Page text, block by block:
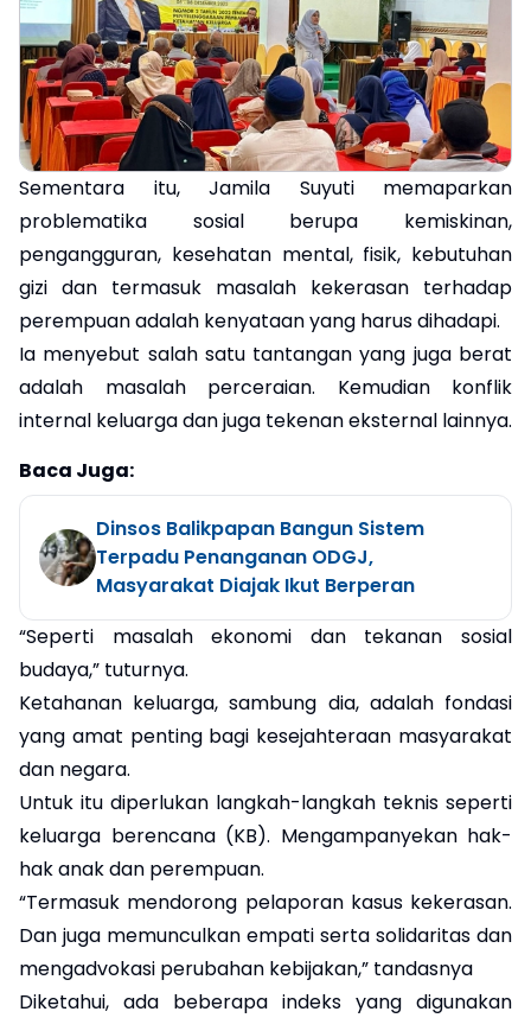
Sementara itu, Jamila Suyuti memaparkan
problematika sosial berupa kemiskinan,
pengangguran, kesehatan mental, fisik, kebutuhan
gizi dan termasuk masalah kekerasan terhadap
perempuan adalah kenyataan yang harus dihadapi.
Ia menyebut salah satu tantangan yang juga berat
adalah masalah perceraian. Kemudian konflik
internal keluarga dan juga tekenan eksternal lainnya.
Baca Juga:
Dinsos Balikpapan Bangun Sistem
Terpadu Penanganan ODGJ,
Masyarakat Diajak Ikut Berperan
“Seperti masalah ekonomi dan tekanan sosial
budaya,” tuturnya.
Ketahanan keluarga, sambung dia, adalah fondasi
yang amat penting bagi kesejahteraan masyarakat
dan negara.
Untuk itu diperlukan langkah-langkah teknis seperti
keluarga berencana (KB). Mengampanyekan hak-
hak anak dan perempuan.
“Termasuk mendorong pelaporan kasus kekerasan.
Dan juga memunculkan empati serta solidaritas dan
mengadvokasi perubahan kebijakan,” tandasnya
Diketahui, ada beberapa indeks yang digunakan